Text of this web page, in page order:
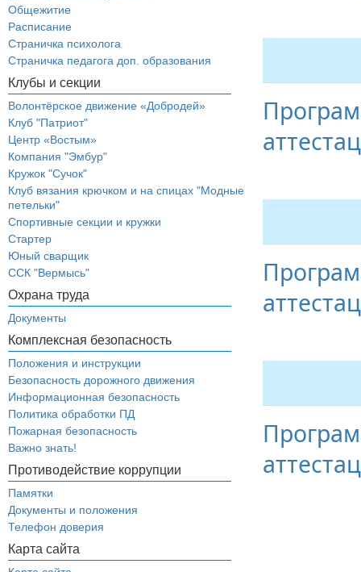
Общежитие
Расписание
Страничка психолога
Страничка педагога доп. образования
Клубы и секции
Волонтёрское движение «Добродей»
Клуб "Патриот"
Центр «Востым»
Компания "Эмбур"
Кружок "Сучок"
Клуб вязания крючком и на спицах "Модные
петельки"
Спортивные секции и кружки
Стартер
Юный сварщик
ССК "Вермысь"
Охрана труда
Документы
Комплексная безопасность
Положения и инструкции
Безопасность дорожного движения
Информационная безопасность
Политика обработки ПД
Пожарная безопасность
Важно знать!
Противодействие коррупции
Памятки
Документы и положения
Телефон доверия
Карта сайта